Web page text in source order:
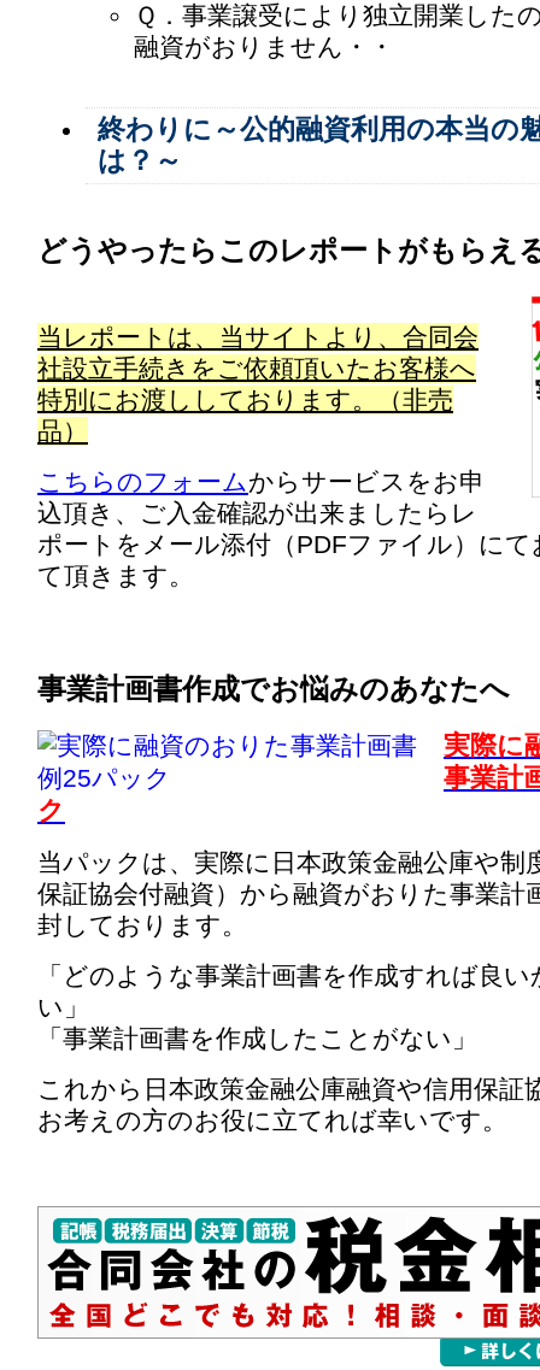
Ｑ．事業譲受により独立開業した
融資がおりません・・
終わりに～公的融資利用の本当の
は？～
どうやったらこのレポートがもらえ
当レポートは、当サイトより、合同会
社設立手続きをご依頼頂いたお客様へ
特別にお渡ししております。（非売
品）
こちらのフォームからサービスをお申
込頂き、ご入金確認が出来ましたらレ
ポートをメール添付（PDFファイル）に
て頂きます。
事業計画書作成でお悩みのあなたへ
実際に
事業計
ク
当パックは、実際に日本政策金融公庫や制
保証協会付融資）から融資がおりた事業計
封しております。
「どのような事業計画書を作成すれば良
い」
「事業計画書を作成したことがない」
これから日本政策金融公庫融資や信用保証
お考えの方のお役に立てれば幸いです。